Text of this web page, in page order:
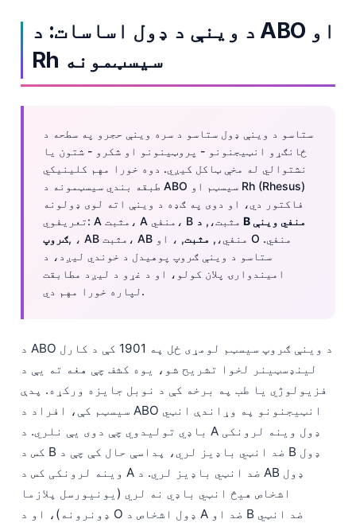
د وینې د ډول اساسات: د ABO او
Rh سیسټمونه
ستاسو د وینې ډول ستاسو د سره وینې حجرو په سطحه د
ځانګړو انټيجنونو - پروټینونو او شکرو - شتون یا
نشتوالي له مخې ټاکل کیږي. دوه خورا مهم کلینیکي
طبقه بندي سیسټمونه د ABO سیسټم او Rh (Rhesus)
فاکتور دي، او دوی په ګډه د وینې اته لوی ډولونه
تعریفوي: A مثبت، A منفي، B مثبت،, د B منفي وینې
ګروپ
, ، AB مثبت، AB منفي،, مثبت, ، او O منفي.
ستاسو د وینې ګروپ پوهیدل د خوندي لیږد، د
امیندوارۍ پلان کولو، او د غړو د لیږد مطابقت
لپاره خورا مهم دي.
د ABO د وینې ګروپ سیسټم لومړی ځل په 1901 کې د کارل
لینډسټینر لخوا تشریح شو، یوه کشف چې هغه ته یې د
فزیولوژي یا طب په برخه کې د نوبل جایزه ورکړه. پدې
سیسټم کې، افراد د ABO انټيجنونو په وړاندې انټي
باډي تولیدوي چې دوی یې نلري. د A ډول وینه لرونکی
کس د B ضد انټي باډیز لري، پداسې حال کې چې د B ډول
وینه لرونکی کس د A ضد انټي باډیز لري. د AB ډول
اشخاص هیڅ انټي باډي نه لري (یونیورسل پلازما
ډونرونه)، او د O ډول اشخاص د A ضد او B ضد انټي